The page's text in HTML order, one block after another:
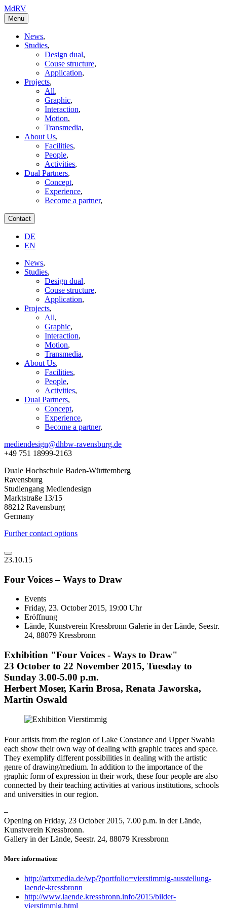
MdRV
Menu
News,
Studies,
Design dual,
Couse structure,
Application,
Projects,
All,
Graphic,
Interaction,
Motion,
Transmedia,
About Us,
Facilities,
People,
Activities,
Dual Partners,
Concept,
Experience,
Become a partner,
Contact
DE
EN
News,
Studies,
Design dual,
Couse structure,
Application,
Projects,
All,
Graphic,
Interaction,
Motion,
Transmedia,
About Us,
Facilities,
People,
Activities,
Dual Partners,
Concept,
Experience,
Become a partner,
mediendesign@dhbw-ravensburg.de
+49 751 18999-2163
Duale Hochschule Baden-Württemberg
Ravensburg
Studiengang Mediendesign
Marktstraße 13/15
88212 Ravensburg
Germany
Further contact options
23.10.15
Four Voices – Ways to Draw
Events
Friday, 23. October 2015, 19:00 Uhr
Eröffnung
Lände, Kunstverein Kressbronn Galerie in der Lände, Seestr.
24, 88079 Kressbronn
Exhibition "Four Voices - Ways to Draw"
23 October to 22 November 2015, Tuesday to
Sunday 3.00-5.00 p.m.
Herbert Moser, Karin Brosa, Renata Jaworska,
Martin Oswald
Four artists from the region of Lake Constance and Upper Swabia
each show their own way of dealing with graphic traces and space.
They exemplify different possibilities in dealing with the artistic
genre of drawing/medium. In addition to the importance of the
graphic form of expression in their work, these four people are also
connected by their teaching activities at various institutions, schools
and universities in our region.
–
Opening on Friday, 23 October 2015, 7.00 p.m. in der Lände,
Kunstverein Kressbronn.
Gallery in der Lände, Seestr. 24, 88079 Kressbronn
More information:
http://artxmedia.de/wp/?portfolio=vierstimmig-ausstellung-
laende-kressbronn
http://www.laende.kressbronn.info/2015/bilder-
vierstimmig.html